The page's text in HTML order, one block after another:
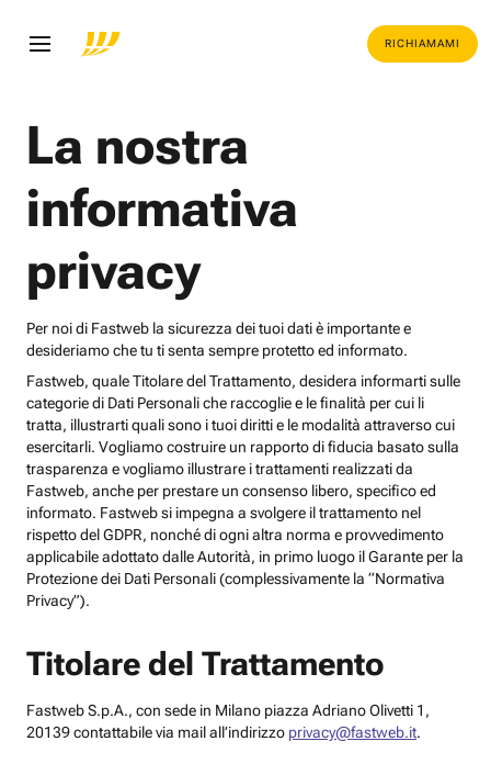
RICHIAMAMI
La nostra
informativa
privacy
Per noi di Fastweb la sicurezza dei tuoi dati è importante e
desideriamo che tu ti senta sempre protetto ed informato.
Fastweb, quale Titolare del Trattamento, desidera informarti sulle
categorie di Dati Personali che raccoglie e le finalità per cui li
tratta, illustrarti quali sono i tuoi diritti e le modalità attraverso cui
esercitarli. Vogliamo costruire un rapporto di fiducia basato sulla
trasparenza e vogliamo illustrare i trattamenti realizzati da
Fastweb, anche per prestare un consenso libero, specifico ed
informato. Fastweb si impegna a svolgere il trattamento nel
rispetto del GDPR, nonché di ogni altra norma e provvedimento
applicabile adottato dalle Autorità, in primo luogo il Garante per la
Protezione dei Dati Personali (complessivamente la “Normativa
Privacy”).
Titolare del Trattamento
Fastweb S.p.A., con sede in Milano piazza Adriano Olivetti 1,
20139 contattabile via mail all’indirizzo privacy@fastweb.it.